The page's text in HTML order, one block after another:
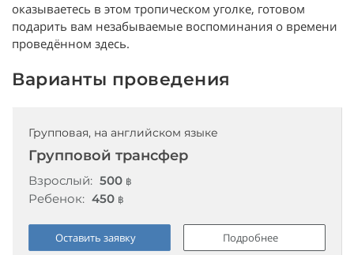
оказываетесь в этом тропическом уголке, готовом
подарить вам незабываемые воспоминания о времени
проведённом здесь.
Варианты проведения
Групповая, на английском языке
Групповой трансфер
Взрослый: 500 ฿
Ребенок: 450 ฿
Оставить заявку Подробнее